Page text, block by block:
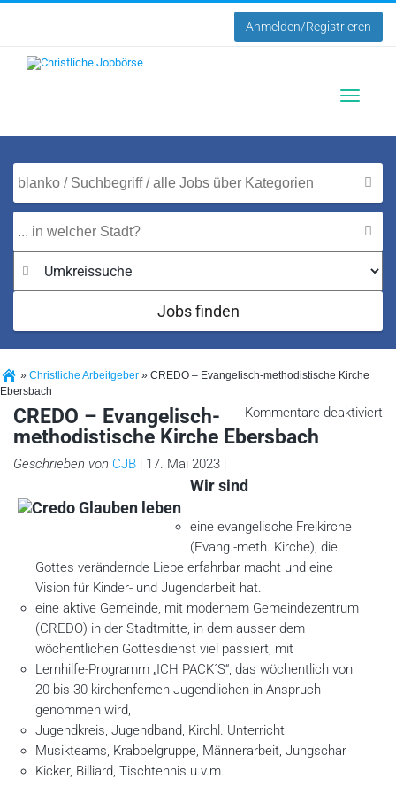
Anmelden/Registrieren
Jobs finden
» Christliche Arbeitgeber » CREDO – Evangelisch-methodistische Kirche
Ebersbach
Kommentare deaktiviert
CREDO – Evangelisch-
methodistische Kirche Ebersbach
Geschrieben von CJB | 17. Mai 2023 |
Wir sind
eine evangelische Freikirche
(Evang.-meth. Kirche), die
Gottes verändernde Liebe erfahrbar macht und eine
Vision für Kinder- und Jugendarbeit hat.
eine aktive Gemeinde, mit modernem Gemeindezentrum
(CREDO) in der Stadtmitte, in dem ausser dem
wöchentlichen Gottesdienst viel passiert, mit
Lernhilfe-Programm „ICH PACK´S“, das wöchentlich von
20 bis 30 kirchenfernen Jugendlichen in Anspruch
genommen wird,
Jugendkreis, Jugendband, Kirchl. Unterricht
Musikteams, Krabbelgruppe, Männerarbeit, Jungschar
Kicker, Billiard, Tischtennis u.v.m.